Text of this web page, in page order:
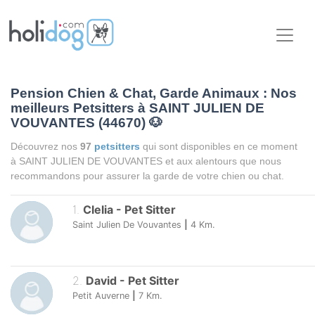
Pension Chien & Chat, Garde Animaux : Nos
meilleurs Petsitters à SAINT JULIEN DE
VOUVANTES (44670) 🐶
Découvrez nos 97 petsitters qui sont disponibles en ce moment
à SAINT JULIEN DE VOUVANTES et aux alentours que nous
recommandons pour assurer la garde de votre chien ou chat.
1. Clelia - Pet Sitter
Saint Julien De Vouvantes 4 Km.
2. David - Pet Sitter
Petit Auverne 7 Km.